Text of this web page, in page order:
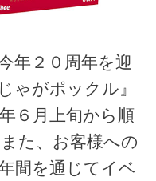
年２０周年を迎
ゃがポックル』
６月上旬から順
た、お客様への
間を通じてイベ